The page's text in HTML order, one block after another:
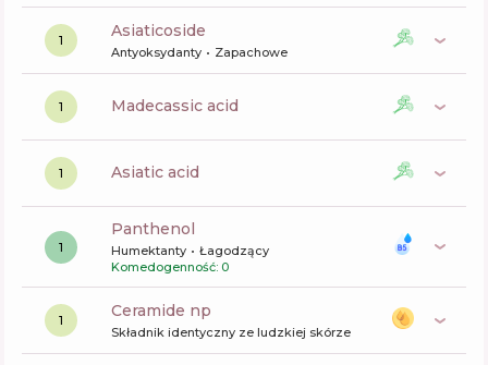
1 asiaticoside
Antyoksydanty Zapachowe
1 madecassic acid
1 asiatic acid
1
panthenol
Humektanty
Łagodzący
Komedogenność: 0
1 ceramide np
Składnik identyczny ze ludzkiej skórze